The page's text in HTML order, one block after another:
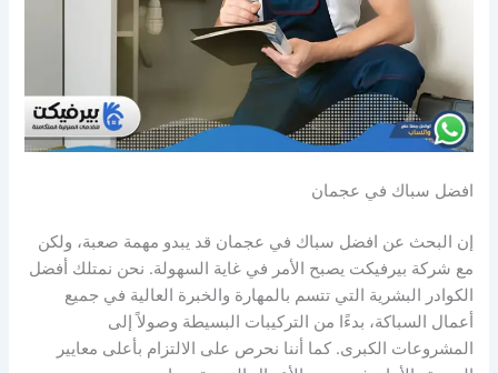
افضل سباك في عجمان
إن البحث عن افضل سباك في عجمان قد يبدو مهمة صعبة، ولكن
مع شركة بيرفيكت يصبح الأمر في غاية السهولة. نحن نمتلك أفضل
الكوادر البشرية التي تتسم بالمهارة والخبرة العالية في جميع
أعمال السباكة، بدءًا من التركيبات البسيطة وصولاً إلى
المشروعات الكبرى. كما أننا نحرص على الالتزام بأعلى معايير